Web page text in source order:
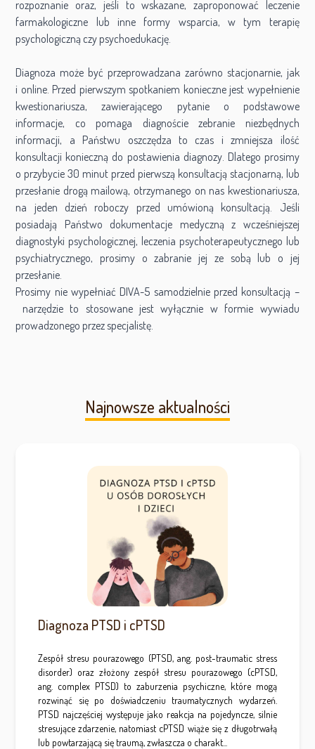
rozpoznanie oraz, jeśli to wskazane, zaproponować leczenie
farmakologiczne lub inne formy wsparcia, w tym terapię
psychologiczną czy psychoedukację.
Diagnoza może być przeprowadzana zarówno stacjonarnie, jak
i online. Przed pierwszym spotkaniem konieczne jest wypełnienie
kwestionariusza, zawierającego pytanie o podstawowe
informacje, co pomaga diagnoście zebranie niezbędnych
informacji, a Państwu oszczędza to czas i zmniejsza ilość
konsultacji konieczną do postawienia diagnozy. Dlatego prosimy
o przybycie 30 minut przed pierwszą konsultacją stacjonarną, lub
przesłanie drogą mailową, otrzymanego on nas kwestionariusza,
na jeden dzień roboczy przed umówioną konsultacją. Jeśli
posiadają Państwo dokumentacje medyczną z wcześniejszej
diagnostyki psychologicznej, leczenia psychoterapeutycznego lub
psychiatrycznego, prosimy o zabranie jej ze sobą lub o jej
przesłanie.
Prosimy nie wypełniać DIVA-5 samodzielnie przed konsultacją –
narzędzie to stosowane jest wyłącznie w formie wywiadu
prowadzonego przez specjalistę.
Najnowsze aktualności
Diagnoza PTSD i cPTSD
Zespół stresu pourazowego (PTSD, ang. post-traumatic stress
disorder) oraz złożony zespół stresu pourazowego (cPTSD,
ang. complex PTSD) to zaburzenia psychiczne, które mogą
rozwinąć się po doświadczeniu traumatycznych wydarzeń.
PTSD najczęściej występuje jako reakcja na pojedyncze, silnie
stresujące zdarzenie, natomiast cPTSD wiąże się z długotrwałą
lub powtarzającą się traumą, zwłaszcza o charakt...